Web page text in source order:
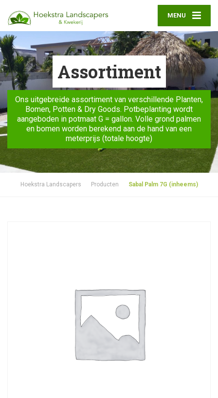
MENU
Assortiment
Ons uitgebreide assortiment van verschillende Planten,
Bomen, Potten & Dry Goods. Potbeplanting wordt
aangeboden in potmaat G = gallon. Volle grond palmen
en bomen worden berekend aan de hand van een
meterprijs (totale hoogte)
Hoekstra Landscapers Producten Sabal Palm 7G (inheems)